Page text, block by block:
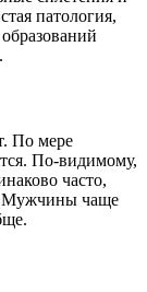
патология,
По мере
По-видимому,
часто,
Мужчины чаще